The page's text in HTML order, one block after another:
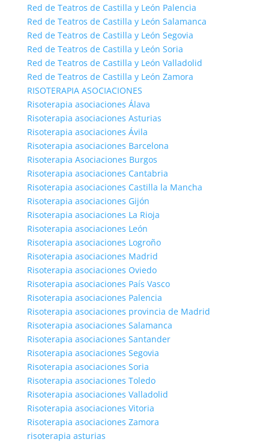
Red de Teatros de Castilla y León Palencia
Red de Teatros de Castilla y León Salamanca
Red de Teatros de Castilla y León Segovia
Red de Teatros de Castilla y León Soria
Red de Teatros de Castilla y León Valladolid
Red de Teatros de Castilla y León Zamora
RISOTERAPIA ASOCIACIONES
Risoterapia asociaciones Álava
Risoterapia asociaciones Asturias
Risoterapia asociaciones Ávila
Risoterapia asociaciones Barcelona
Risoterapia Asociaciones Burgos
Risoterapia asociaciones Cantabria
Risoterapia asociaciones Castilla la Mancha
Risoterapia asociaciones Gijón
Risoterapia asociaciones La Rioja
Risoterapia asociaciones León
Risoterapia asociaciones Logroño
Risoterapia asociaciones Madrid
Risoterapia asociaciones Oviedo
Risoterapia asociaciones País Vasco
Risoterapia asociaciones Palencia
Risoterapia asociaciones provincia de Madrid
Risoterapia asociaciones Salamanca
Risoterapia asociaciones Santander
Risoterapia asociaciones Segovia
Risoterapia asociaciones Soria
Risoterapia asociaciones Toledo
Risoterapia asociaciones Valladolid
Risoterapia asociaciones Vitoria
Risoterapia asociaciones Zamora
risoterapia asturias